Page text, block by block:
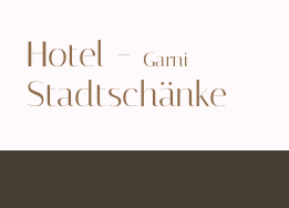
Hotel - Garni
Stadtschänke